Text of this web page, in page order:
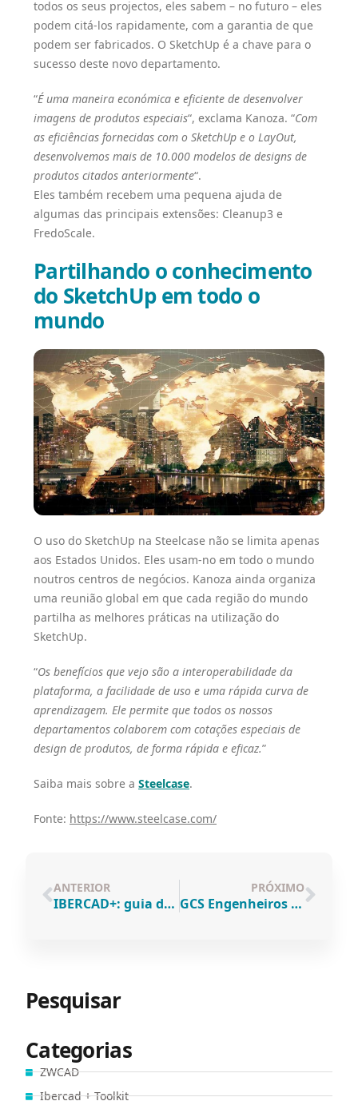
Pesquisar
Categorias
ZWCAD
Ibercad + Toolkit
todos os seus projectos, eles sabem – no futuro – eles
podem citá-los rapidamente, com a garantia de que
podem ser fabricados. O SketchUp é a chave para o
sucesso deste novo departamento.
“É uma maneira económica e eficiente de desenvolver
imagens de produtos especiais“, exclama Kanoza. “Com
as eficiências fornecidas com o SketchUp e o LayOut,
desenvolvemos mais de 10.000 modelos de designs de
produtos citados anteriormente“.
Eles também recebem uma pequena ajuda de
algumas das principais extensões: Cleanup3 e
FredoScale.
Partilhando o conhecimento
do SketchUp em todo o
mundo
​O uso do SketchUp na Steelcase não se limita apenas
aos Estados Unidos. Eles usam-no em todo o mundo
noutros centros de negócios. Kanoza ainda organiza
uma reunião global em que cada região do mundo
partilha as melhores práticas na utilização do
SketchUp.
“Os benefícios que vejo são a interoperabilidade da
plataforma, a facilidade de uso e uma rápida curva de
aprendizagem. Ele permite que todos os nossos
departamentos colaborem com cotações especiais de
design de produtos, de forma rápida e eficaz.”
Saiba mais sobre a Steelcase.
Fonte: https://www.steelcase.com/
ANTERIOR
IBERCAD+: guia de comandos e ferramentas para ZWCAD
PRÓXIMO
GCS Engenheiros Consultores: Gestão de projetos otimizada com ZWCAD e SketchUp